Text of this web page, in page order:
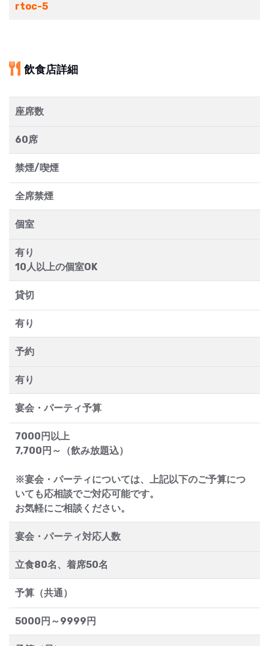
rtoc-5
飲食店詳細
座席数
60席
禁煙/喫煙
全席禁煙
個室
有り
10人以上の個室OK
貸切
有り
予約
有り
宴会・パーティ予算
7000円以上
7,700円～（飲み放題込）
※宴会・パーティについては、上記以下のご予算につ
いても応相談でご対応可能です。
お気軽にご相談ください。
宴会・パーティ対応人数
立食80名、着席50名
予算（共通）
5000円～9999円